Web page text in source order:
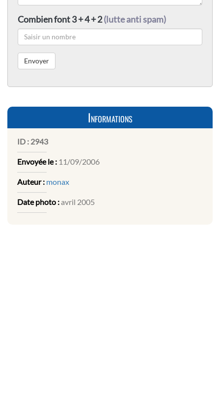
Combien font 3 + 4 + 2(lutte anti spam)
Informations
ID : 2943
Envoyée le : 11/09/2006
Auteur : monax
Date photo :avril 2005